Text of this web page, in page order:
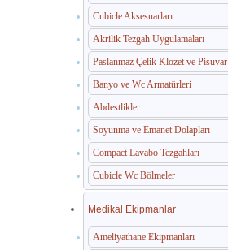
Cubicle Aksesuarları
Akrilik Tezgah Uygulamaları
Paslanmaz Çelik Klozet ve Pisuvar
Banyo ve Wc Armatürleri
Abdestlikler
Soyunma ve Emanet Dolapları
Compact Lavabo Tezgahları
Cubicle Wc Bölmeler
Medikal Ekipmanlar
Ameliyathane Ekipmanları